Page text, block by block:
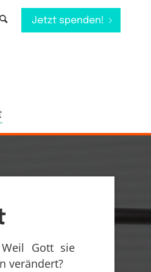
Jetzt spenden!
Gott sie
verändert?